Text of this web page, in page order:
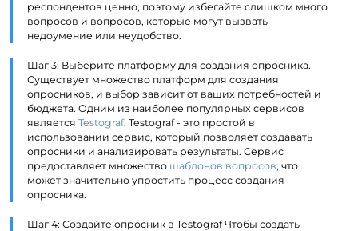
респондентов ценно, поэтому избегайте слишком много
вопросов и вопросов, которые могут вызвать
недоумение или неудобство.
Шаг 3: Выберите платформу для создания опросника.
Существует множество платформ для создания
опросников, и выбор зависит от ваших потребностей и
бюджета. Одним из наиболее популярных сервисов
являетсяTestograf. Testograf - это простой в
использовании сервис, который позволяет создавать
опросники и анализировать результаты. Сервис
предоставляет множество шаблонов вопросов, что
может значительно упростить процесс создания
опросника.
Шаг 4: Создайте опросник в Testograf Чтобы создать